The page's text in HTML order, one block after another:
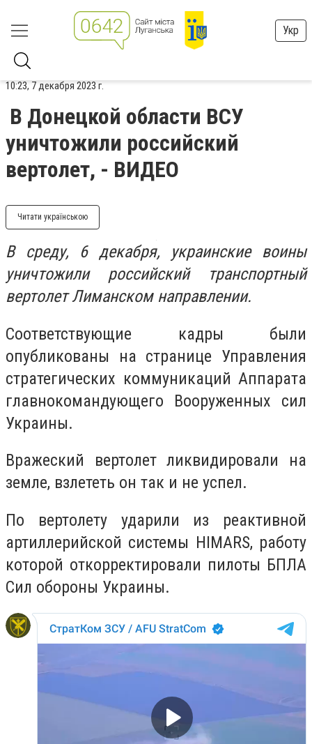
Укр
10:23, 7 декабря 2023 г.
В Донецкой области ВСУ
уничтожили российский
вертолет, - ВИДЕО
Читати українською
В среду, 6 декабря, украинские воины
уничтожили российский транспортный
вертолет Лиманском направлении.
Соответствующие кадры были
опубликованы на странице Управления
стратегических коммуникаций Аппарата
главнокомандующего Вооруженных сил
Украины.
Вражеский вертолет ликвидировали на
земле, взлететь он так и не успел.
По вертолету ударили из реактивной
артиллерийской системы HIMARS, работу
которой откорректировали пилоты БПЛА
Сил обороны Украины.